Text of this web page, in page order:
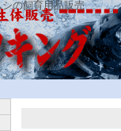
の飼育用品販売